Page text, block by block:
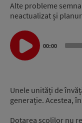
Alte probleme
neactualizat și
Audio
Player
00:00
Unele unități de
generație. Acestea,
Dotarea școlilor nu